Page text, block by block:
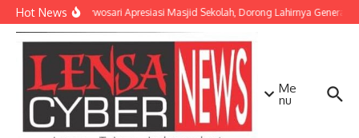
Lewati ke konten
Hot News
Danramil Purwosari Apresiasi Masjid Sekolah, Dorong Lahirnya Generasi
Me
nu